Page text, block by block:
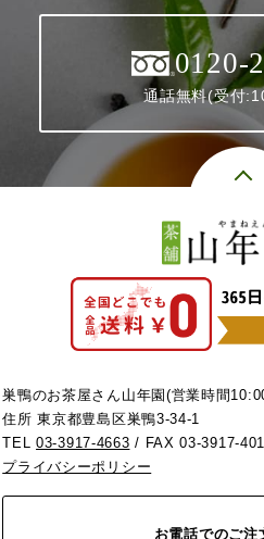
0120-
通話無料(受付
巣鴨のお茶屋さん山年園(営業時間
住所 東京都豊島区巣鴨3-34-1
TEL03-3917-4663 / FAX 03-3917-
プライバシーポリシー
お電話でのご注